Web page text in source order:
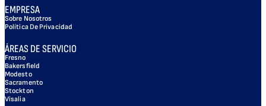
EMPRESA
Sobre Nosotros
Política De Privacidad
ÁREAS DE SERVICIO
Fresno
Bakersfield
Modesto
Sacramento
Stockton
Visalia